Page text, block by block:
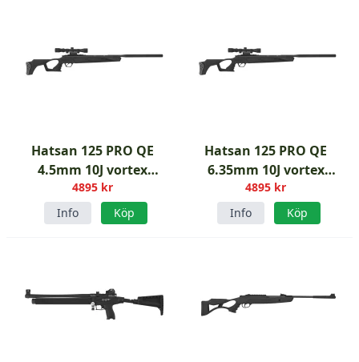
Hatsan 125 PRO QE
4.5mm 10J vortex
luftgevär
4895 kr
Info
Köp
Hatsan 125 PRO QE
6.35mm 10J vortex
luftgevär
4895 kr
Info
Köp